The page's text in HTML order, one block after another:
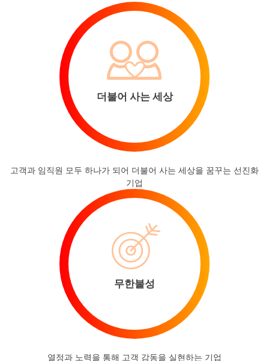
더불어 사는 세상
고객과 임직원 모두 하나가 되어 더불어 사는 세상을 꿈꾸는 선진화
기업
무한불성
열정과 노력을 통해 고객 감동을 실현하는 기업